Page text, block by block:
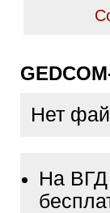
Нет
На ВГД